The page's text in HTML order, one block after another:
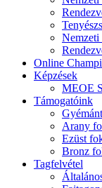
Nemzeti
Online
Képzések
MEOE
Támogatóink
Arany
Ezüst
Bronz
Tagfelvétel